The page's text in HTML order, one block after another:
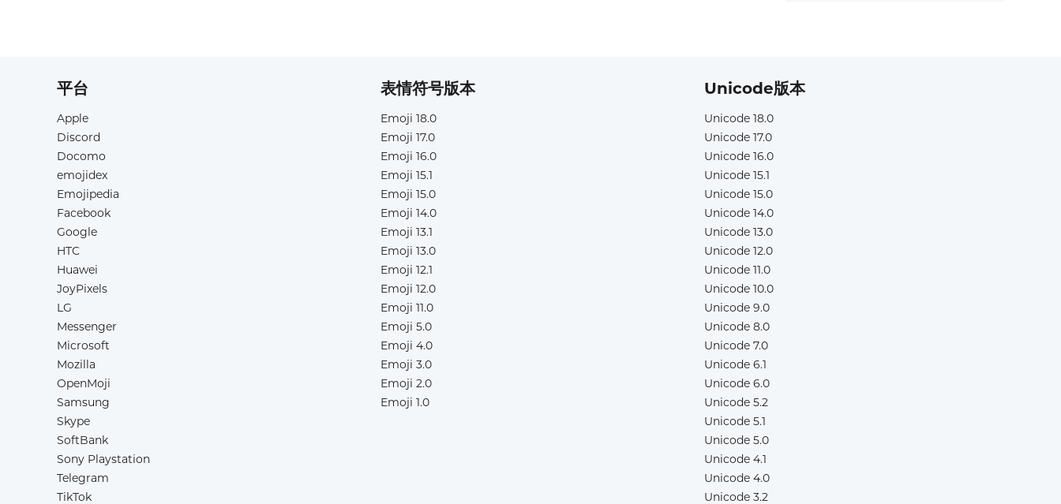
平台
Apple
Discord
Docomo
emojidex
Emojipedia
Facebook
Google
HTC
Huawei
JoyPixels
LG
Messenger
Microsoft
Mozilla
OpenMoji
Samsung
Skype
SoftBank
Sony Playstation
Telegram
TikTok
表情符号版本
Emoji 18.0
Emoji 17.0
Emoji 16.0
Emoji 15.1
Emoji 15.0
Emoji 14.0
Emoji 13.1
Emoji 13.0
Emoji 12.1
Emoji 12.0
Emoji 11.0
Emoji 5.0
Emoji 4.0
Emoji 3.0
Emoji 2.0
Emoji 1.0
Unicode版本
Unicode 18.0
Unicode 17.0
Unicode 16.0
Unicode 15.1
Unicode 15.0
Unicode 14.0
Unicode 13.0
Unicode 12.0
Unicode 11.0
Unicode 10.0
Unicode 9.0
Unicode 8.0
Unicode 7.0
Unicode 6.1
Unicode 6.0
Unicode 5.2
Unicode 5.1
Unicode 5.0
Unicode 4.1
Unicode 4.0
Unicode 3.2